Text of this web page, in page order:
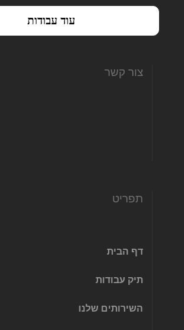
עוד עבודות
צור קשר
תפריט
דף הבית
תיק עבודות
השירותים שלנו